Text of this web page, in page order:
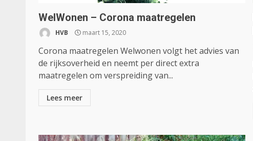
WelWonen – Corona maatregelen
HVB maart 15, 2020
Corona maatregelen Welwonen volgt het advies van
de rijksoverheid en neemt per direct extra
maatregelen om verspreiding van...
Lees meer